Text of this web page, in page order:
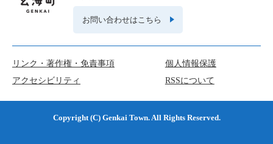
お問い合わせはこちら
リンク・著作権・免責事項
個人情報保護
アクセシビリティ
RSSについて
Copyright (C) Genkai Town. All Rights Reserved.